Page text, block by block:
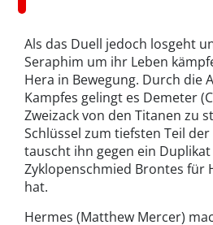
Als das Duell jedoch losgeht
Seraphim um ihr Leben
Hera in Bewegung. Durch die
Kampfes gelingt es Demeter
Zweizack von den Titanen zu
Schlüssel zum tiefsten Teil
tauscht ihn gegen ein
Zyklopenschmied Brontes für
hat.
Hermes (Matthew Mercer)